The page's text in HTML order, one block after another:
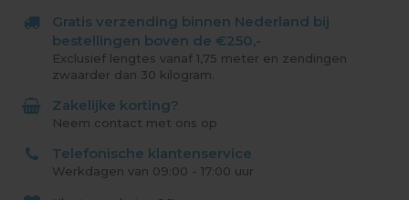
Gratis verzending binnen Nederland bij
bestellingen boven de €250,-
Exclusief lengtes vanaf 1,75 meter en zendingen
zwaarder dan 30 kilogram.
Zakelijke korting?
Neem contact met ons op
Telefonische klantenservice
Werkdagen van 09:00 - 17:00 uur